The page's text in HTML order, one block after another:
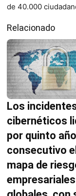
de 40.000
Relacionado
Los
cibernéticos
por quinto año
consecutivo el
mapa de
empresariales